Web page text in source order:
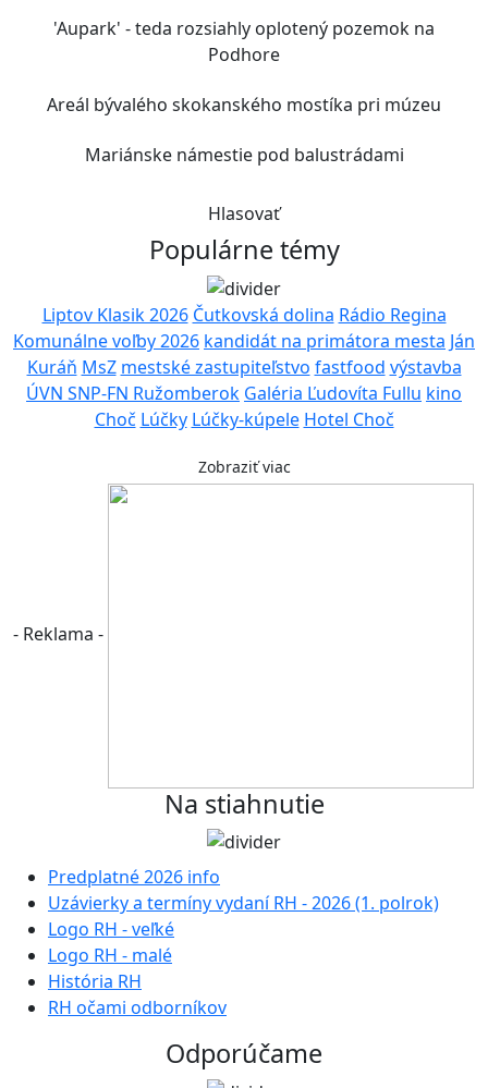
'Aupark' - teda rozsiahly oplotený pozemok na
Podhore
Areál bývalého skokanského mostíka pri múzeu
Mariánske námestie pod balustrádami
Hlasovať
Populárne témy
Liptov Klasik 2026 Čutkovská dolina Rádio Regina
Komunálne voľby 2026 kandidát na primátora mesta Ján
Kuráň MsZ mestské zastupiteľstvo fastfood výstavba
ÚVN SNP-FN Ružomberok Galéria Ľudovíta Fullu kino
Choč Lúčky Lúčky-kúpele Hotel Choč
Zobraziť viac
- Reklama -
Na stiahnutie
Predplatné 2026 info
Uzávierky a termíny vydaní RH - 2026 (1. polrok)
Logo RH - veľké
Logo RH - malé
História RH
RH očami odborníkov
Odporúčame